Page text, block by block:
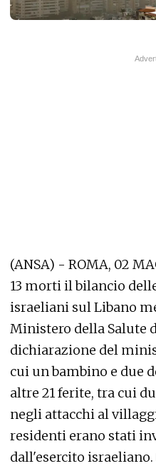
(ANSA) - ROMA, 02
13 morti il bilancio
israeliani sul Libano
Ministero della Salute
dichiarazione del
cui un bambino e due
altre 21 ferite, tra cui
negli attacchi al
residenti erano stati
dall'esercito